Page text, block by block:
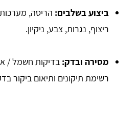
ביצוע בשלבים: הריסה,
ריצוף, נגרות, צבע, ניקיון.
מסירה ובדק: בדיקות חשמל /
רשימת תיקונים ותיאום ביקור